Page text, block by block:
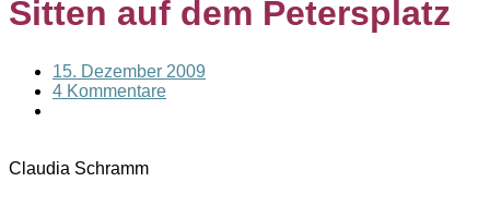
Sitten auf dem Petersplatz
15. Dezember 2009
4 Kommentare
Claudia Schramm